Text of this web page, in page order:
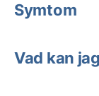
Symtom
Vad kan